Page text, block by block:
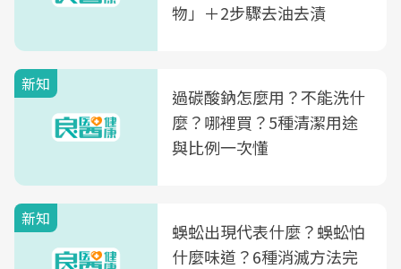
物」＋2步驟去油去漬
新知
過碳酸鈉怎麼用？不能洗什
麼？哪裡買？5種清潔用途
與比例一次懂
新知
蜈蚣出現代表什麼？蜈蚣怕
什麼味道？6種消滅方法完